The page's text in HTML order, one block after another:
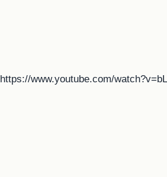
https://www.youtube.com/